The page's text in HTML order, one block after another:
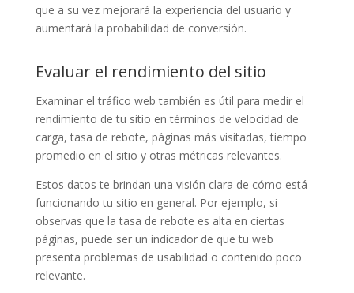
que a su vez mejorará la experiencia del usuario y
aumentará la probabilidad de conversión.
Evaluar el rendimiento del sitio
Examinar el tráfico web también es útil para medir el
rendimiento de tu sitio en términos de velocidad de
carga, tasa de rebote, páginas más visitadas, tiempo
promedio en el sitio y otras métricas relevantes.
Estos datos te brindan una visión clara de cómo está
funcionando tu sitio en general. Por ejemplo, si
observas que la tasa de rebote es alta en ciertas
páginas, puede ser un indicador de que tu web
presenta problemas de usabilidad o contenido poco
relevante.